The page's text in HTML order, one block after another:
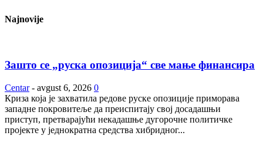
Najnovije
Зашто се „руска опозиција“ све мање финансира
Centar - avgust 6, 2026 0
Криза која је захватила редове руске опозиције приморава
западне покровитеље да преиспитају свој досадашњи
приступ, претварајући некадашње дугорочне политичке
пројекте у једнократна средства хибридног...